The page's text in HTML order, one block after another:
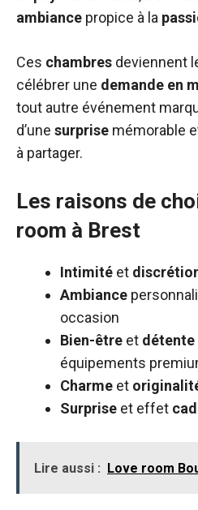
ambiance propice à la
Ces chambres deviennent
célébrer une demande en
tout autre événement
d’une surprise mémorable
à partager.
Les raisons de
room à Brest
Intimité et
Ambiance
occasion
Bien-être et détente
équipements
Charme et
Surprise et effet
Lire aussi : Love room